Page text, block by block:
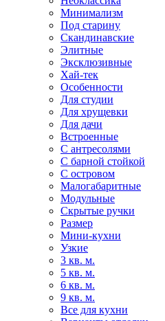
Минимализм
Под старину
Скандинавские
Элитные
Эксклюзивные
Хай-тек
Особенности
Для студии
Для хрущевки
Для дачи
Встроенные
С антресолями
С барной стойкой
С островом
Малогабаритные
Модульные
Скрытые ручки
Размер
Мини-кухни
Узкие
3 кв. м.
5 кв. м.
6 кв. м.
9 кв. м.
Все для кухни